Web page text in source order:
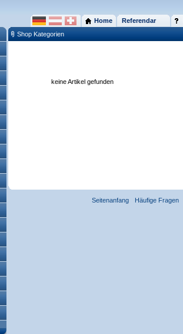
Home Referendar
Shop Kategorien
keine Artikel gefunden
Seitenanfang Häufige Fragen